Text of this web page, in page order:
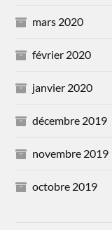
mars 2020
février 2020
janvier 2020
décembre 2019
novembre 2019
octobre 2019